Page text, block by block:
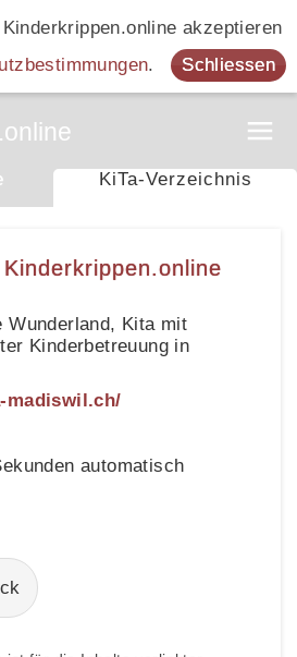
akzeptieren
. Schliessen
KiTa-Verzeichnis
Wunderland, Kita mit
Kinderbetreuung in
madiswil.ch/
automatisch